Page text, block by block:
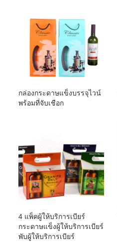
กล่องกระดาษแข็งบรรจุไวน์
พร้อมที่จับเชือก
4 แพ็คผู้ให้บริการเบียร์
กระดาษแข็งผู้ให้บริการเบียร์
พับผู้ให้บริการเบียร์